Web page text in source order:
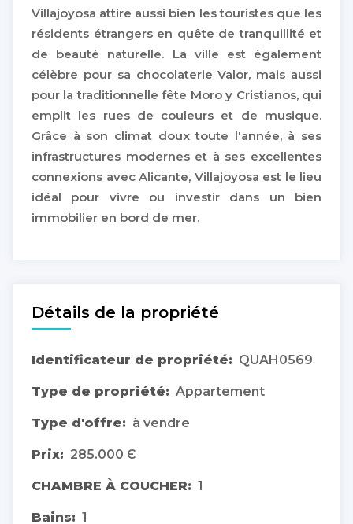
Villajoyosa attire aussi bien les touristes que les
résidents étrangers en quête de tranquillité et
de beauté naturelle. La ville est également
célèbre pour sa chocolaterie Valor, mais aussi
pour la traditionnelle fête Moro y Cristianos, qui
emplit les rues de couleurs et de musique.
Grâce à son climat doux toute l'année, à ses
infrastructures modernes et à ses excellentes
connexions avec Alicante, Villajoyosa est le lieu
idéal pour vivre ou investir dans un bien
immobilier en bord de mer.
Détails de la propriété
Identificateur de propriété: QUAH0569
Type de propriété: Appartement
Type d'offre: à vendre
Prix: 285.000 Є
CHAMBRE À COUCHER: 1
Bains: 1